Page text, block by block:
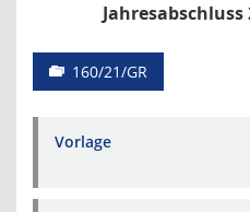
Jahresabschluss
160/21/GR
Vorlage